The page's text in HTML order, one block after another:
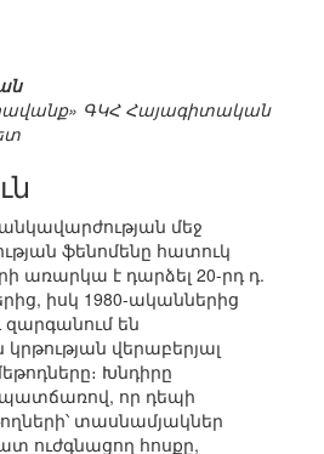
ԳԿՀ Հայագիտական
մեջ
ֆենոմենը հատուկ
առարկա է դարձել 20-րդ դ.
իսկ 1980-ականներից
են
վերաբերյալ
Խնդիրը
պատճառով, որ դեպի
տասնամյակներ
ուժգնացող հոսքը,